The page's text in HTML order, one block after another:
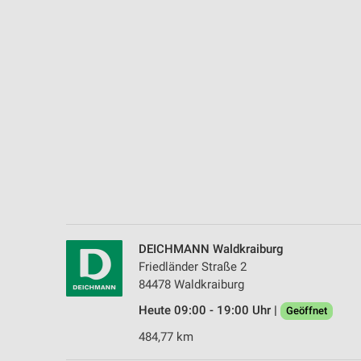
DEICHMANN Waldkraiburg
Friedländer Straße 2
84478 Waldkraiburg
Heute 09:00 - 19:00 Uhr |
Geöffnet
484,77 km
Performance